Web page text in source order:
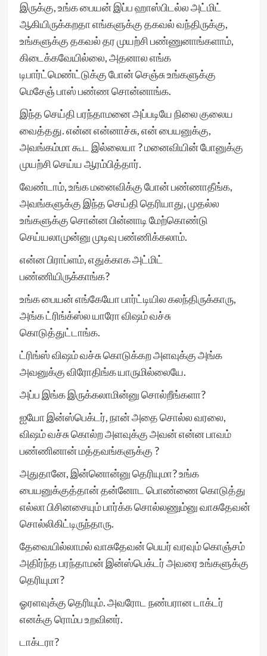
இருக்கு, உங்க பையன் இப்ப ஹாஸ்பிடல்ல அட்மிட்
ஆகியிருக்கறதா எங்களுக்கு தகவல் வந்திருக்கு,
உங்களுக்கு தகவல் தர முயற்சி பண்ணுனாங்களாம்,
கிடைக்கவேயில்லை, அதனால எங்க
டிபார்ட்மெண்ட்டுக்கு போன் செஞ்சு உங்களுக்கு
மெசேஞ் பாஸ் பண்ண சொன்னாங்க.
இந்த செய்தி பரந்தாமனை அப்படியே நிலை குலைய
வைத்தது. என்ன என்னாச்சு, என் பையனுக்கு,
அவங்கம்மா கூட இல்லையா ? மனைவியின் போனுக்கு
முயற்சி செய்ய ஆரம்பித்தார்.
வேண்டாம், உங்க மனைவிக்கு போன் பண்ணாதீங்க,
அவங்களுக்கு இந்த செய்தி தெரியாது, முதல்ல
உங்களுக்கு சொன்ன பின்னாடி மேற்கொண்டு
செய்யலாமுன்னு முடிவு பண்ணிக்கலாம்.
என்ன பிராப்ளம், எதுக்காக அட்மிட்
பண்ணியிருக்காங்க?
உங்க பையன் எங்கேயோ பார்ட்டியில கலந்திருக்காரு,
அங்க ட்ரிங்க்ஸ்ல யாரோ விஷம் வச்சு
கொடுத்துட்டாங்க.
ட்ரிங்ஸ் விஷம் வச்சு கொடுக்கற அளவுக்கு அங்க
அவனுக்கு விரோதிங்க யாருமில்லையே.
அப்ப இங்க இருக்கலாமின்னு சொல்றீங்களா?
ஐயோ இன்ஸ்பெக்டர், நான் அதை சொல்ல வரலை,
விஷம் வச்சு கொல்ற அளவுக்கு அவன் என்ன பாவம்
பண்ணினான் மத்தவங்களுக்கு ?
அதுதானே, இன்னொன்னு தெரியுமா? உங்க
பையனுக்குத்தான் தன்னோட பொண்ணை கொடுத்து
எல்லா பிசினசையும் பார்க்க சொல்லணும்னு வாசுதேவன்
சொல்லிகிட்டிருந்தாரு.
தேவையில்லாமல் வாசுதேவன் பெயர் வரவும் கொஞ்சம்
அதிர்ந்த பரந்தாமன் இன்ஸ்பெக்டர் அவரை உங்களுக்கு
தெரியுமா?
ஓரளவுக்கு தெரியும். அவரோட நண்பரான டாக்டர்
எனக்கு ரொம்ப உறவினர்.
டாக்டரா?